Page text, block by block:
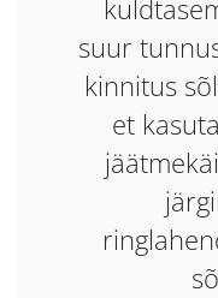
suur
kinnitus
et